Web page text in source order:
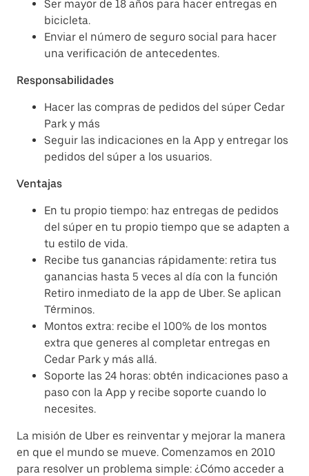
Ser mayor de 18 años para hacer entregas en
bicicleta.
Enviar el número de seguro social para hacer
una verificación de antecedentes.
Responsabilidades
Hacer las compras de pedidos del súper Cedar
Park y más
Seguir las indicaciones en la App y entregar los
pedidos del súper a los usuarios.
Ventajas
En tu propio tiempo: haz entregas de pedidos
del súper en tu propio tiempo que se adapten a
tu estilo de vida.
Recibe tus ganancias rápidamente: retira tus
ganancias hasta 5 veces al día con la función
Retiro inmediato de la app de Uber. Se aplican
Términos.
Montos extra: recibe el 100% de los montos
extra que generes al completar entregas en
Cedar Park y más allá.
Soporte las 24 horas: obtén indicaciones paso a
paso con la App y recibe soporte cuando lo
necesites.
La misión de Uber es reinventar y mejorar la manera
en que el mundo se mueve. Comenzamos en 2010
para resolver un problema simple: ¿Cómo acceder a